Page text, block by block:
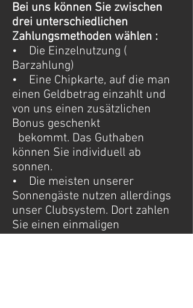
Bei uns können Sie zwischen
drei unterschiedlichen
Zahlungsmethoden wählen :
• Die Einzelnutzung (
Barzahlung)
• Eine Chipkarte, auf die man
einen Geldbetrag einzahlt und
von uns einen zusätzlichen
Bonus geschenkt
bekommt. Das Guthaben
können Sie individuell ab
sonnen.
• Die meisten unserer
Sonnengäste nutzen allerdings
unser Clubsystem. Dort zahlen
Sie einen einmaligen